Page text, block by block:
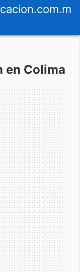
en Colima